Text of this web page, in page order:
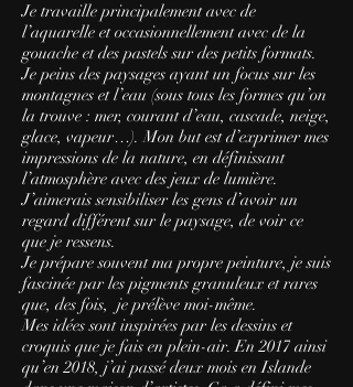
Je travaille principalement avec de
l’aquarelle et occasionnellement avec de la
gouache et des pastels sur des petits formats.
Je peins des paysages ayant un focus sur les
montagnes et l’eau (sous tous les formes qu’on
la trouve : mer, courant d’eau, cascade, neige,
glace, vapeur…). Mon but est d’exprimer mes
impressions de la nature, en définissant
l’atmosphère avec des jeux de lumière.
J’aimerais sensibiliser les gens d’avoir un
regard différent sur le paysage, de voir ce
que je ressens.
Je prépare souvent ma propre peinture, je suis
fascinée par les pigments granuleux et rares
que, des fois, je prélève moi-même.
Mes idées sont inspirées par les dessins et
croquis que je fais en plein-air. En 2017 ainsi
qu’en 2018, j’ai passé deux mois en Islande